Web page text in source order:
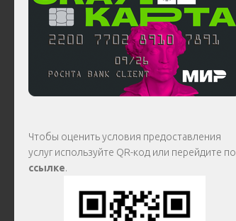
Чтобы оценить условия предоставления
услуг используйте QR-код или перейдите по
ссылке.